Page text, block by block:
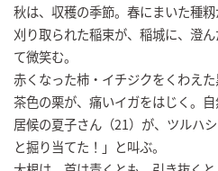
秋は、収穫の季節。春にまいた種籾
刈り取られた稲束が、稲城に、澄
て微笑む。
赤くなった柿・イチジクをくわえた
茶色の栗が、痛いイガをはじく。
居候の夏子さん（21）が、ツルハ
と掘り当てた！」と叫ぶ。